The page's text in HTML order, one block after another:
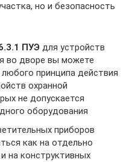
но и безопасность
ПУЭ для устройств
во дворе вы можете
принципа действия
охранной
не допускается
оборудования
приборов
как на отдельно
на конструктивных